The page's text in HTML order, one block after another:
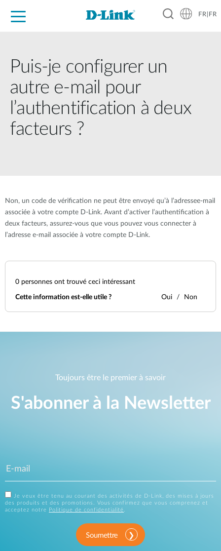
FR|FR
Puis-je configurer un
autre e-mail pour
l’authentification à deux
facteurs ?
Non, un code de vérification ne peut être envoyé qu’à l’adressee-mail
associée à votre compte D-Link. Avant d’activer l’authentification à
deux facteurs, assurez-vous que vous pouvez vous connecter à
l’adresse e-mail associée à votre compte D-Link.
0 personnes ont trouvé ceci intéressant
Cette information est-elle utile ? Oui Non
Toujours être le premier à savoir
S'abonner à la Newsletter
Je veux être tenu au courant des activités de D-Link, des mises à jours
des produits et des promotions. Vous confirmez que vous comprenez et
acceptez notre
Politique de confidentialité.
Soumettre